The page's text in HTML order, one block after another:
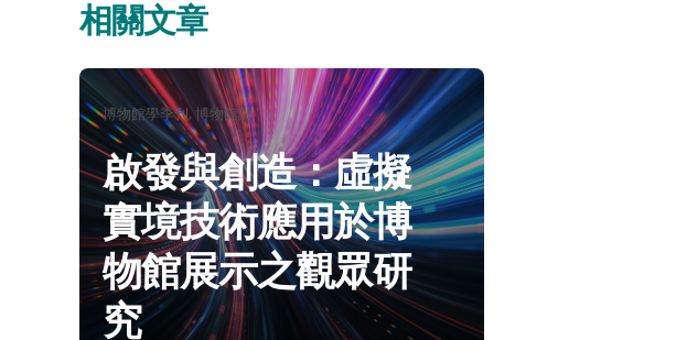
相關文章
分
類：
博物館學季刊 博物館誌
啟發與創造：虛擬
實境技術應用於博
物館展示之觀眾研
究